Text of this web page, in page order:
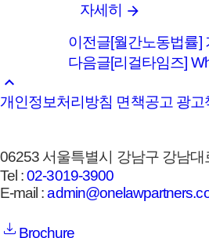
자세히
이전글[월간노동법률]
다음글[리걸타임즈]
keyboard_arrow_up
개인정보처리방침 면책공고 광고
06253 서울특별시 강남구 강남
Tel :02-3019-3900
E-mail :
Brochure